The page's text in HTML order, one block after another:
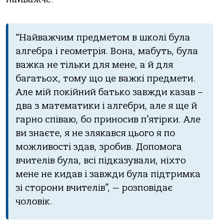
“Найважчим предметом в школі була
алгебра і геометрія. Вона, мабуть, була
важка не тільки для мене, а й для
багатьох, тому що це важкі предмети.
Але мій покійний батько завжди казав –
два з математики і алгебри, але я ще й
гарно співаю, бо приносив п’ятірки. Але
ви знаєте, я не злякався цього я по
можливості здав, зробив. Допомога
вчителів була, всі підказували, ніхто
мене не кидав і завжди була підтримка
зі сторони вчителів”, — розповідає
чоловік.